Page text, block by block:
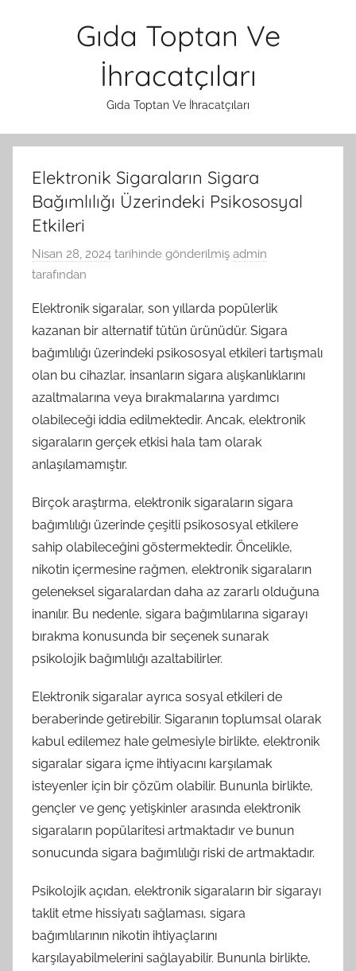
Gıda Toptan Ve
İhracatçıları
Gıda Toptan Ve İhracatçıları
Elektronik Sigaraların Sigara
Bağımlılığı Üzerindeki Psikososyal
Etkileri
Nisan 28, 2024 tarihinde gönderilmiş admin
tarafından
Elektronik sigaralar, son yıllarda popülerlik
kazanan bir alternatif tütün ürünüdür. Sigara
bağımlılığı üzerindeki psikososyal etkileri tartışmalı
olan bu cihazlar, insanların sigara alışkanlıklarını
azaltmalarına veya bırakmalarına yardımcı
olabileceği iddia edilmektedir. Ancak, elektronik
sigaraların gerçek etkisi hala tam olarak
anlaşılamamıştır.
Birçok araştırma, elektronik sigaraların sigara
bağımlılığı üzerinde çeşitli psikososyal etkilere
sahip olabileceğini göstermektedir. Öncelikle,
nikotin içermesine rağmen, elektronik sigaraların
geleneksel sigaralardan daha az zararlı olduğuna
inanılır. Bu nedenle, sigara bağımlılarına sigarayı
bırakma konusunda bir seçenek sunarak
psikolojik bağımlılığı azaltabilirler.
Elektronik sigaralar ayrıca sosyal etkileri de
beraberinde getirebilir. Sigaranın toplumsal olarak
kabul edilemez hale gelmesiyle birlikte, elektronik
sigaralar sigara içme ihtiyacını karşılamak
isteyenler için bir çözüm olabilir. Bununla birlikte,
gençler ve genç yetişkinler arasında elektronik
sigaraların popülaritesi artmaktadır ve bunun
sonucunda sigara bağımlılığı riski de artmaktadır.
Psikolojik açıdan, elektronik sigaraların bir sigarayı
taklit etme hissiyatı sağlaması, sigara
bağımlılarının nikotin ihtiyaçlarını
karşılayabilmelerini sağlayabilir. Bununla birlikte,